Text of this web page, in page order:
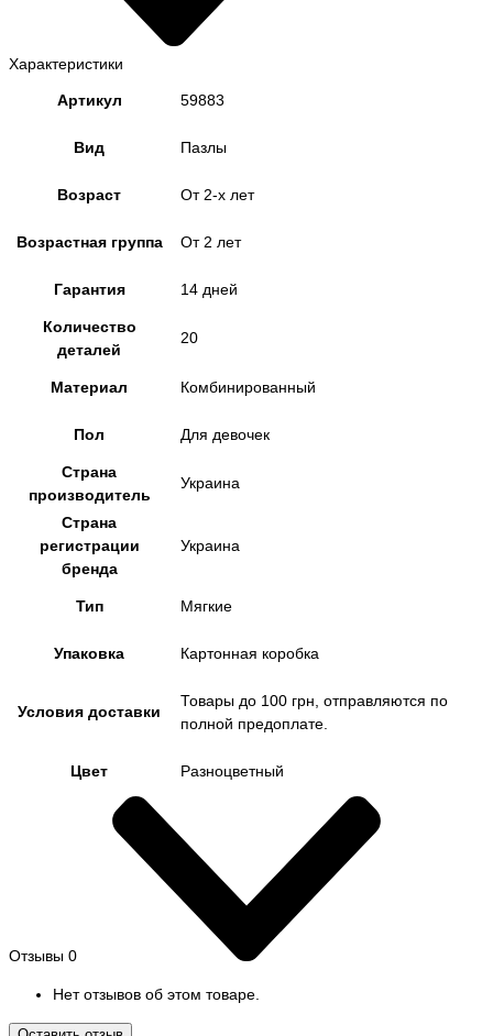
Характеристики
Артикул 59883
Вид Пазлы
Возраст От 2-х лет
Возрастная группа От 2 лет
Гарантия 14 дней
Количество
деталей
20
Материал Комбинированный
Пол Для девочек
Страна
производитель
Украина
Страна
регистрации
бренда
Украина
Тип Мягкие
Упаковка Картонная коробка
Условия доставки
Товары до 100 грн, отправляются по
полной предоплате.
Цвет Разноцветный
Отзывы 0
Нет отзывов об этом товаре.